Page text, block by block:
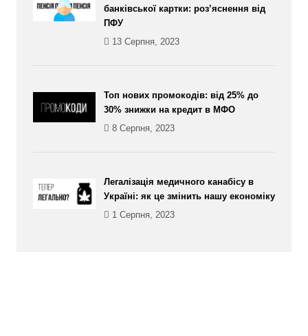
банківської картки: роз’яснення від
ПФУ
13 Серпня, 2023
Топ нових промокодів: від 25% до
30% знижки на кредит в МФО
8 Серпня, 2023
Легалізація медичного канабісу в
Україні: як це змінить нашу економіку
1 Серпня, 2023